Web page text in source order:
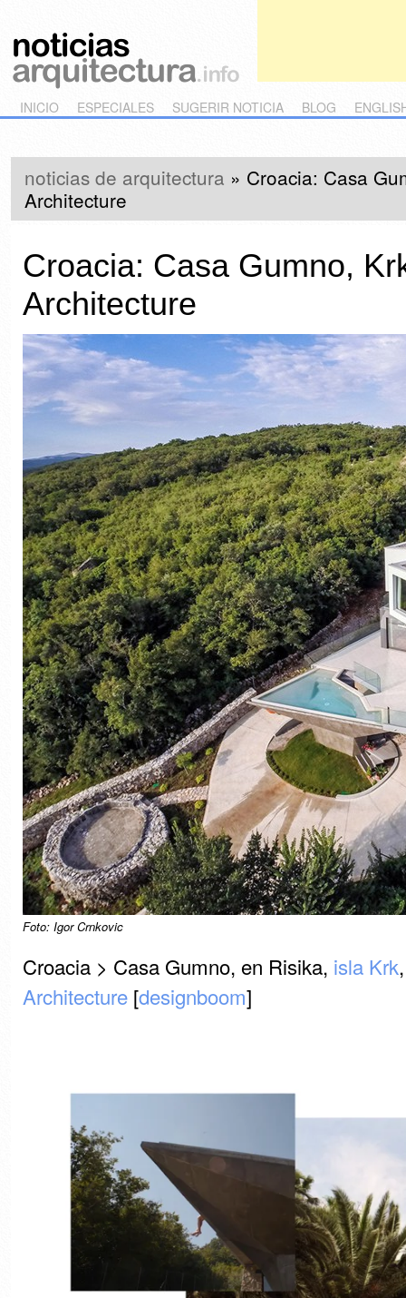
Main menu
Skip to primary content
Skip to secondary content
INICIO ESPECIALES SUGERIR NOTICIA BLOG
noticias de arquitectura » Croacia: Casa
Architecture
Croacia: Casa Gumno,
Architecture
Foto: Igor Crnkovic
Croacia > Casa Gumno, en Risika, isla Krk
Architecture[designboom]